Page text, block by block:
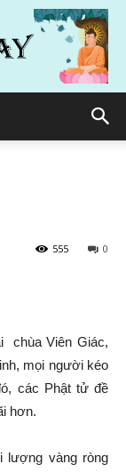
0
555
chùa Viên Giác,
mọi người kéo
các Phật tử đề
hơn.
lượng vàng ròng